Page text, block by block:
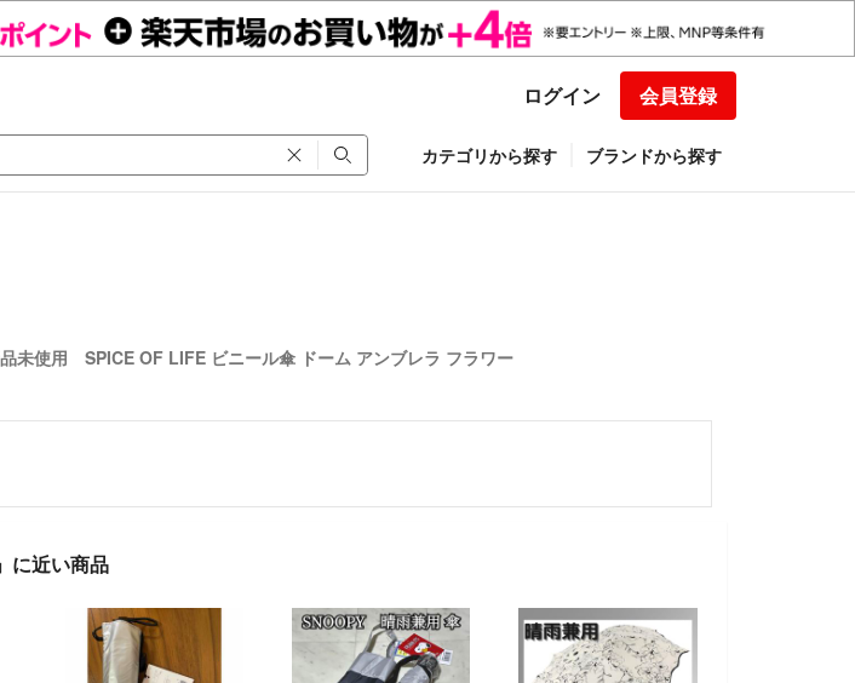
ログイン 会員登録
カテゴリから探す ブランドから探す
未使用 SPICE OF LIFE ビニール傘 ドーム アンブレラ フラワー
に近い商品